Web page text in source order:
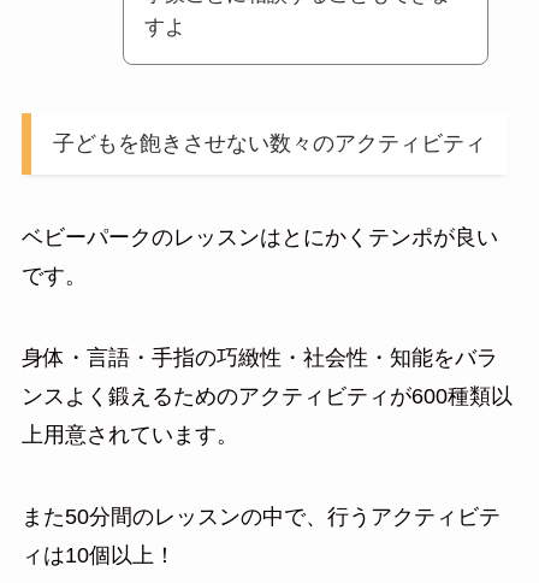
すよ
子どもを飽きさせない数々のアクティビティ
ベビーパークのレッスンはとにかくテンポが良い
です。
身体・言語・手指の巧緻性・社会性・知能をバラ
ンスよく鍛えるためのアクティビティが600種類以
上用意されています。
また50分間のレッスンの中で、行うアクティビテ
ィは10個以上！